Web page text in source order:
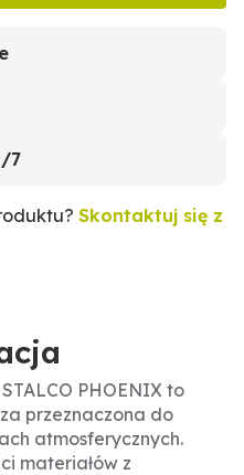
7
Skontaktuj się z
PHOENIX to
przeznaczona do
atmosferycznych.
materiałów z